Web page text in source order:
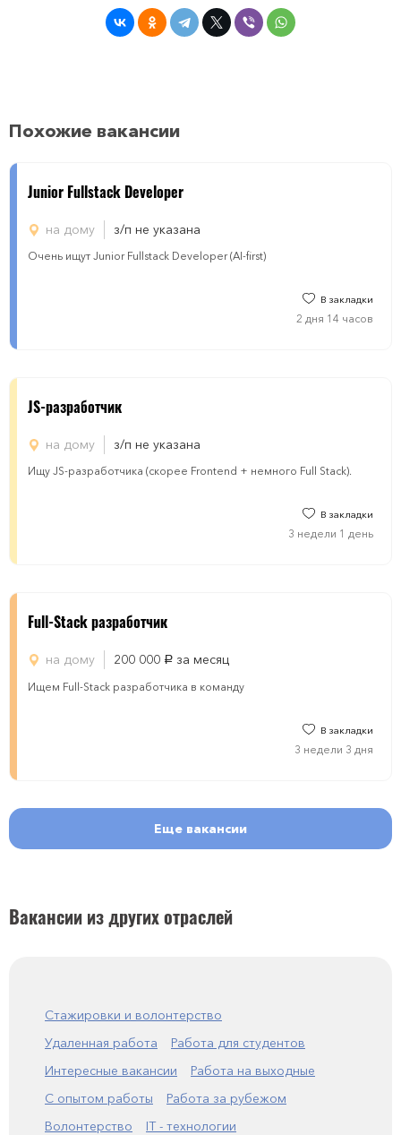
Похожие вакансии
Junior Fullstack Developer
на дому з/п не указана
Очень ищут Junior Fullstack Developer (AI-first)
В закладки
2 дня 14 часов
JS-разработчик
на дому з/п не указана
Ищу JS-разработчика (скорее Frontend + немного Full Stack).
В закладки
3 недели 1 день
Full-Stack разработчик
на дому 200 000 руб. за месяц
Ищем Full-Stack разработчика в команду
В закладки
3 недели 3 дня
Еще вакансии
Вакансии из других отраслей
Стажировки и волонтерство
Удаленная работа
Работа для студентов
Интересные вакансии
Работа на выходные
С опытом работы
Работа за рубежом
Волонтерство
IT - технологии